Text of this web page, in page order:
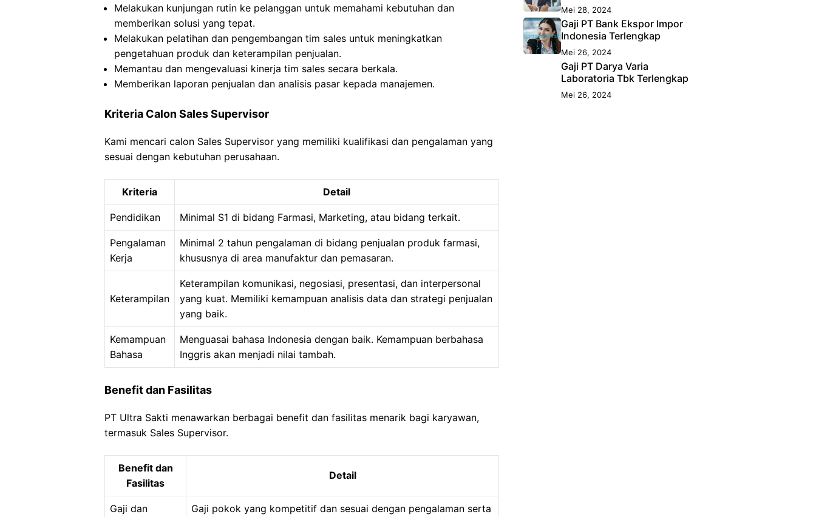
Melakukan kunjungan rutin ke pelanggan untuk memahami kebutuhan dan
memberikan solusi yang tepat.
Melakukan pelatihan dan pengembangan tim sales untuk meningkatkan
pengetahuan produk dan keterampilan penjualan.
Memantau dan mengevaluasi kinerja tim sales secara berkala.
Memberikan laporan penjualan dan analisis pasar kepada manajemen.
Kriteria Calon Sales Supervisor
Kami mencari calon Sales Supervisor yang memiliki kualifikasi dan pengalaman yang
sesuai dengan kebutuhan perusahaan.
Kriteria Detail
Pendidikan Minimal S1 di bidang Farmasi, Marketing, atau bidang terkait.
Pengalaman
Kerja
Minimal 2 tahun pengalaman di bidang penjualan produk farmasi,
khususnya di area manufaktur dan pemasaran.
Keterampilan
Keterampilan komunikasi, negosiasi, presentasi, dan interpersonal
yang kuat. Memiliki kemampuan analisis data dan strategi penjualan
yang baik.
Kemampuan
Bahasa
Menguasai bahasa Indonesia dengan baik. Kemampuan berbahasa
Inggris akan menjadi nilai tambah.
Benefit dan Fasilitas
PT Ultra Sakti menawarkan berbagai benefit dan fasilitas menarik bagi karyawan,
termasuk Sales Supervisor.
Benefit dan
Fasilitas
Detail
Gaji dan
Gaji pokok yang kompetitif dan sesuai dengan pengalaman serta
Mei 28, 2024
Gaji PT Bank Ekspor Impor
Indonesia Terlengkap
Mei 26, 2024
Gaji PT Darya Varia
Laboratoria Tbk Terlengkap
Mei 26, 2024